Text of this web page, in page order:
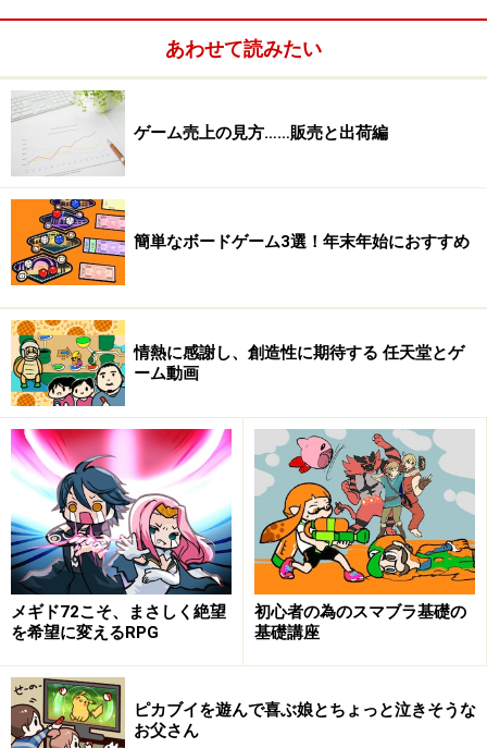
があります。誤解のないように、Wiiのゲームは面白く無
いとか、ゲーマーは楽しめないとか、そういう話ではあ
りません。しかし、Wiiリモコンを使うことで分かりやす
くすることと引き換えに、何かが欠けることもあったよ
うに思います。少し、丁寧にお話していきましょう。
ボタンは、重たくなったり、軽くなったり
する
を振ったり、魔法を唱えたり、そういうイメージを持つこと
ができるんです。
そもそも、ゲームというのは突き詰めて考えれば、親指
あわせて読みたい
ゲーム売上の見方……販売と出荷編
簡単なボードゲーム3選！年末年始におすすめ
情熱に感謝し、創造性に期待する 任天堂とゲ
ーム動画
メギド72こそ、まさしく絶望
を希望に変えるRPG
初心者の為のスマブラ基礎の
基礎講座
ピカブイを遊んで喜ぶ娘とちょっと泣きそうな
お父さん